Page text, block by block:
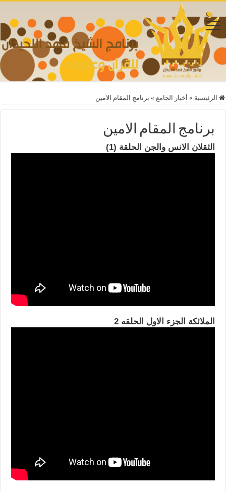
الرئيسية » أخبار الجامع » برنامج المقام الامين
برنامج المقام الامين
الثقلان الانس والجن الحلقة (1)
الملائكة الجزء الاول الحلقه 2